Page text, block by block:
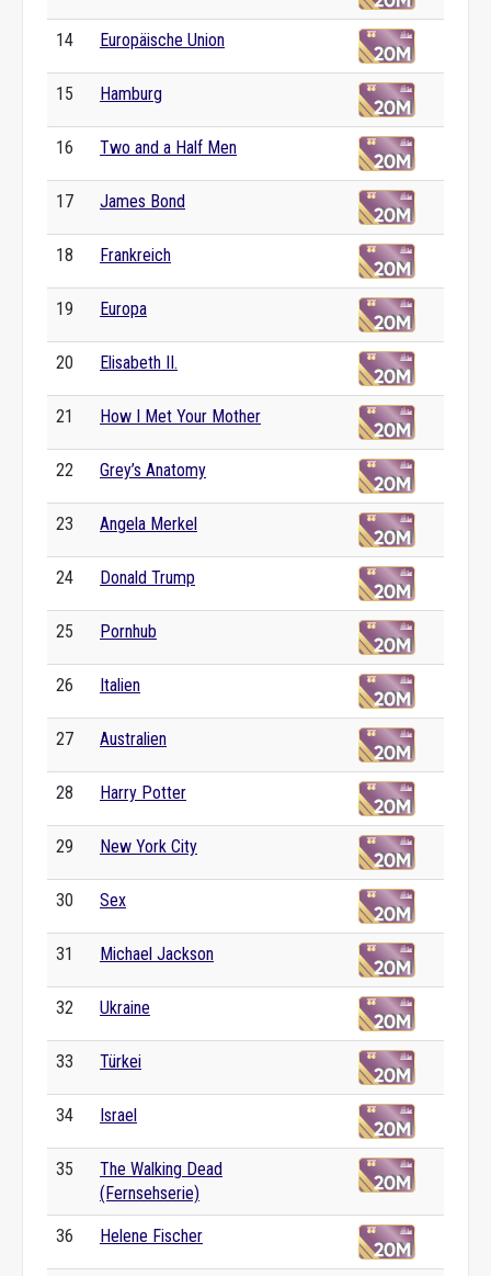
14 Europäische Union
15 Hamburg
16 Two and a Half Men
17 James Bond
18 Frankreich
19 Europa
20 Elisabeth II.
21 How I Met Your Mother
22 Grey’s Anatomy
23 Angela Merkel
24 Donald Trump
25 Pornhub
26 Italien
27 Australien
28 Harry Potter
29 New York City
30 Sex
31 Michael Jackson
32 Ukraine
33 Türkei
34 Israel
35
The Walking Dead
(Fernsehserie)
36 Helene Fischer